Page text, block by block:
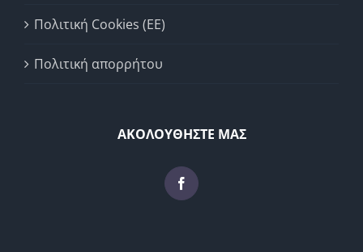
Πολιτική Cookies (ΕΕ)
Πολιτική απορρήτου
ΑΚΟΛΟΥΘΗΣΤΕ ΜΑΣ